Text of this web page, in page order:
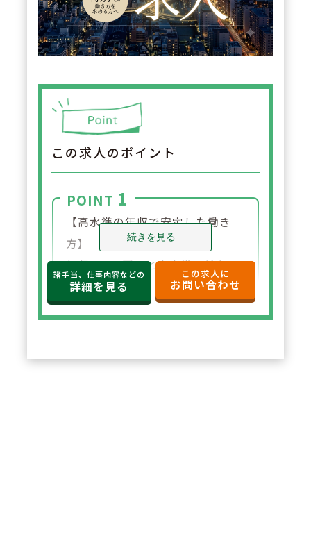
この求人のポイント
POINT 1
【高水準の年収で安定した働き
方】
年収650万円～と高水準の給与設
定。年俸制で収入の見通しも立て
やすく、選択した都道府県内で安
続きを見る...
諸手当、仕事内容などの
詳細を見る
この求人に
お問い合わせ